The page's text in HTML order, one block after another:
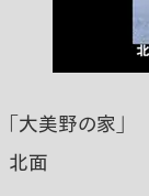
「大美野の家」
北面